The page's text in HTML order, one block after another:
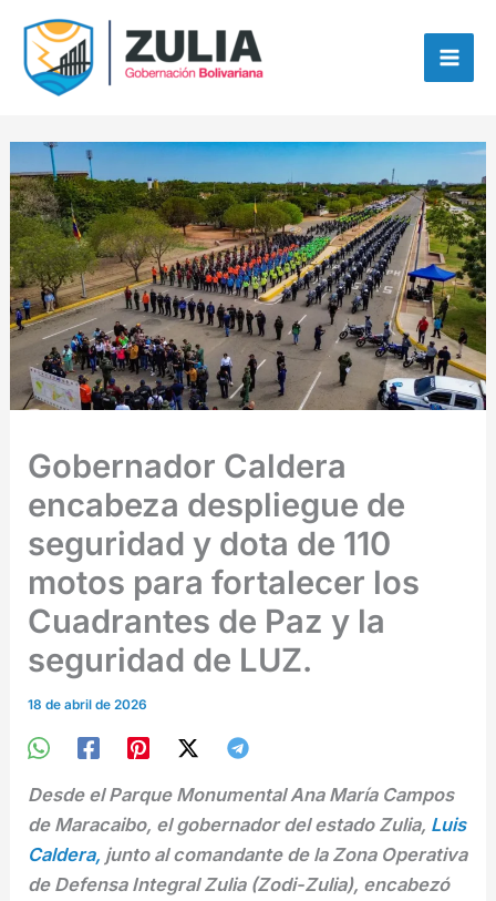
contenido
contenido
Gobernador Caldera
encabeza despliegue de
seguridad y dota de 110
motos para fortalecer los
Cuadrantes de Paz y la
seguridad de LUZ.
18 de abril de 2026
Desde el Parque Monumental Ana María Campos
de Maracaibo, el gobernador del estado Zulia, Luis
Caldera, junto al comandante de la Zona Operativa
de Defensa Integral Zulia (Zodi-Zulia), encabezó